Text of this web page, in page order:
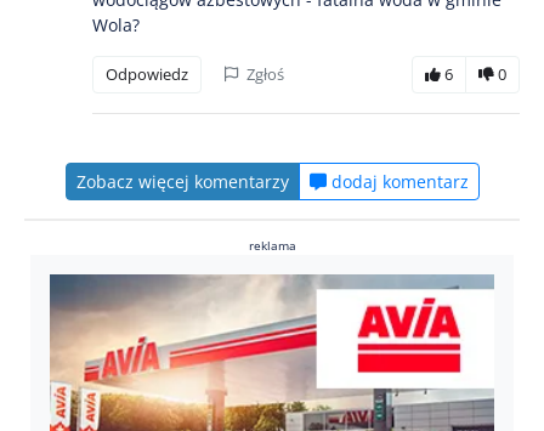
Wola?
Odpowiedz Zgłoś 6 0
Zobacz więcej komentarzy dodaj komentarz
reklama